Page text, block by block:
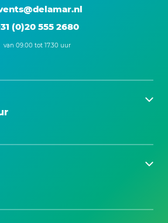
(0)20 555 2680
van 09.00 tot 17.30 uur